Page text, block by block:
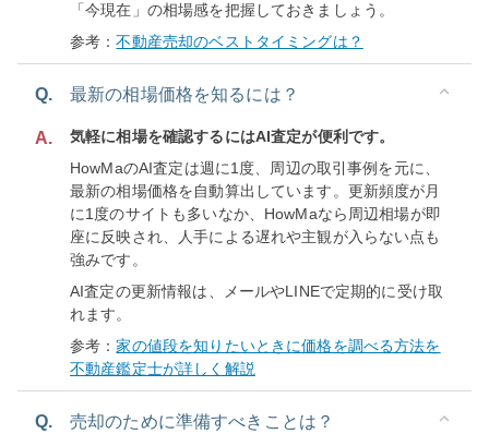
「今現在」の相場感を把握しておきましょう。
参考：不動産売却のベストタイミングは？
Q. 最新の相場価格を知るには？
A.
気軽に相場を確認するにはAI査定が便利です。
HowMaのAI査定は週に1度、周辺の取引事例を元に、
最新の相場価格を自動算出しています。更新頻度が月
に1度のサイトも多いなか、HowMaなら周辺相場が即
座に反映され、人手による遅れや主観が入らない点も
強みです。
AI査定の更新情報は、メールやLINEで定期的に受け取
れます。
参考：家の値段を知りたいときに価格を調べる方法を
不動産鑑定士が詳しく解説
Q. 売却のために準備すべきことは？